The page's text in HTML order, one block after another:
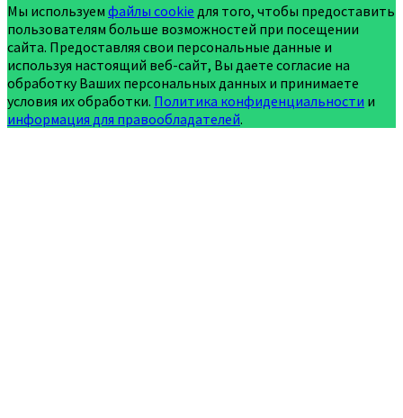
Мы используем файлы cookie для того, чтобы предоставить
пользователям больше возможностей при посещении
сайта. Предоставляя свои персональные данные и
используя настоящий веб-сайт, Вы даете согласие на
обработку Ваших персональных данных и принимаете
условия их обработки. Политика конфиденциальности и
информация для правообладателей.